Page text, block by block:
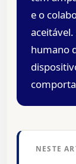
e o
humano
NESTE